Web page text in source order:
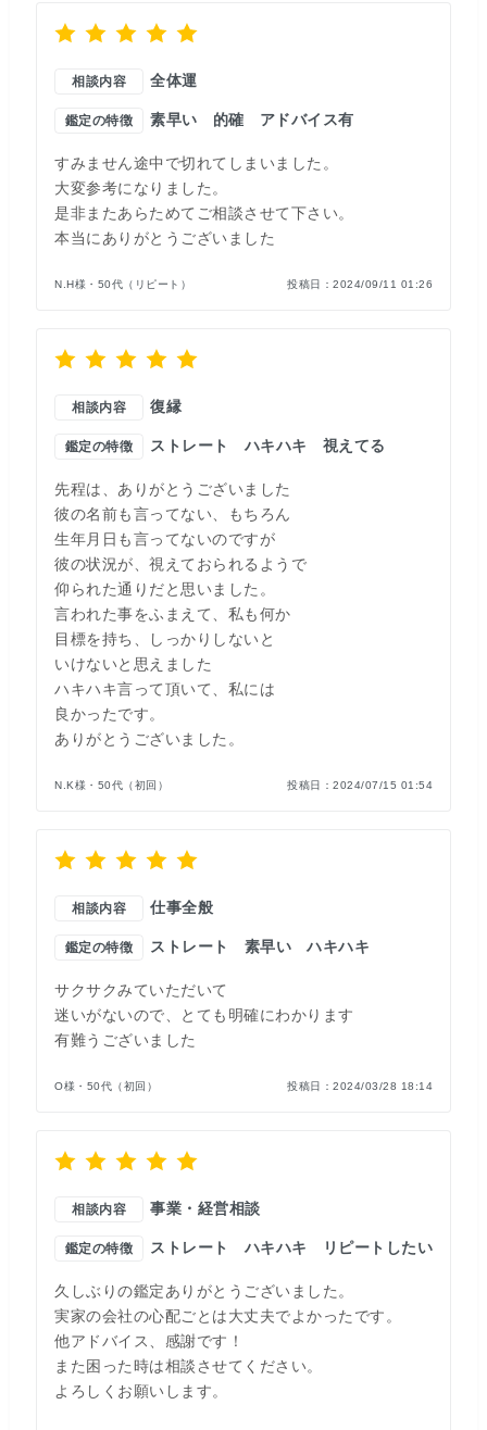
相談内容 全体運
鑑定の特徴 素早い 的確 アドバイス有
すみません途中で切れてしまいました。
大変参考になりました。
是非またあらためてご相談させて下さい。
本当にありがとうございました
N.H様・50代（リピート） 投稿日： 2024/09/11 01:26
相談内容 復縁
鑑定の特徴 ストレート ハキハキ 視えてる
先程は、ありがとうございました
彼の名前も言ってない、もちろん
生年月日も言ってないのですが
彼の状況が、視えておられるようで
仰られた通りだと思いました。
言われた事をふまえて、私も何か
目標を持ち、しっかりしないと
いけないと思えました
ハキハキ言って頂いて、私には
良かったです。
ありがとうございました。
N.K様・50代（初回） 投稿日： 2024/07/15 01:54
相談内容 仕事全般
鑑定の特徴 ストレート 素早い ハキハキ
サクサクみていただいて
迷いがないので、とても明確にわかります
有難うございました
O様・50代（初回） 投稿日： 2024/03/28 18:14
相談内容 事業・経営相談
鑑定の特徴 ストレート ハキハキ リピートしたい
久しぶりの鑑定ありがとうございました。
実家の会社の心配ごとは大丈夫でよかったです。
他アドバイス、感謝です！
また困った時は相談させてください。
よろしくお願いします。